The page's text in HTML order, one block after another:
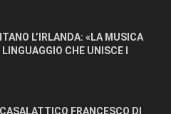
L’IRLANDA: «LA MUSICA
LINGUAGGIO CHE UNISCE I
FRANCESCO DI